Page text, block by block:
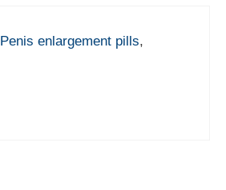
Penis enlargement pills,